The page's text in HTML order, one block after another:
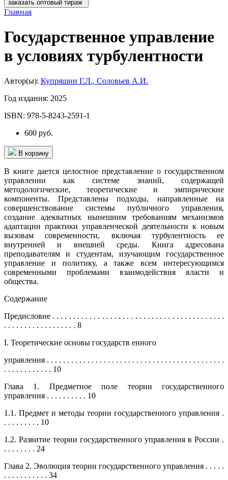
заказать оптовый тираж
Главная
Государственное управление
в условиях турбулентности
Автор(ы): Купряшин Г.Л., Соловьев А.И.
Год издания: 2025
ISBN: 978-5-8243-2591-1
600 руб.
В корзину
В книге дается целостное представление о государственном
управлении как системе знаний, содержащей
методологические, теоретические и эмпирические
компоненты. Представлены подходы, направленные на
совершенствование системы публичного управления,
создание адекватных нынешним требованиям механизмов
адаптации практики управленческой деятельности к новым
вызовам современности, включая турбулентность ее
внутренней и внешней среды. Книга адресована
преподавателям и студентам, изучающим государственное
управление и политику, а также всем интересующимся
современными проблемами взаимодействия власти и
общества.
Содержание
Предисловие . . . . . . . . . . . . . . . . . . . . . . . . . . . . . . . . . . . . . . . . . .
. . . . . . . . . . . . . . . . . . 8
I. Теоретические основы государств енного
управления . . . . . . . . . . . . . . . . . . . . . . . . . . . . . . . . . . . . . . . . . . . .
. . . . . . . . . . . . 10
Глава 1. Предметное поле теории государственного
управления . . . . . . . . . . 10
1.1. Предмет и методы теории государственного управления .
. . . . . . . . . 10
1.2. Развитие теории государственного управления в России .
. . . . . . . . 24
Глава 2. Эволюция теории государственного управления . . . . .
. . . . . . . . . . . 34